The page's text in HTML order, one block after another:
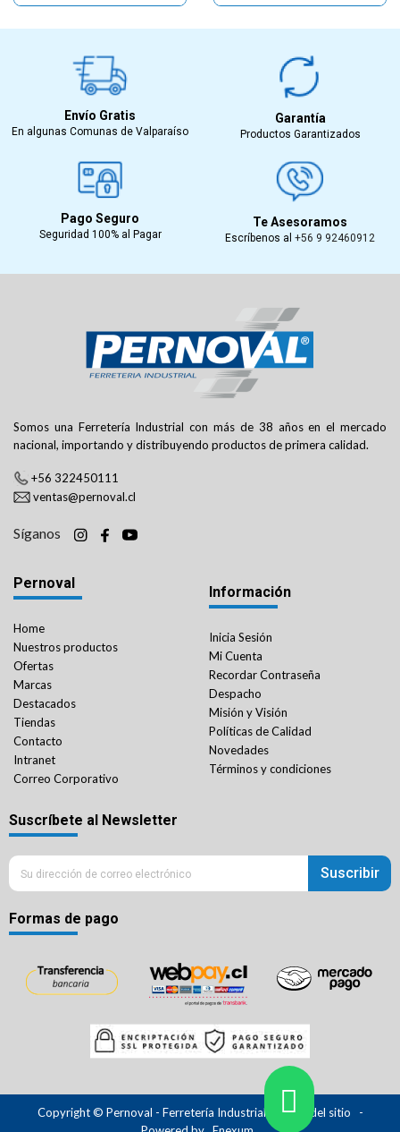
Envío Gratis
En algunas Comunas de Valparaíso
Garantía
Productos Garantizados
Pago Seguro
Seguridad 100% al Pagar
Te Asesoramos
Escríbenos al +56 9 92460912
Somos una Ferretería Industrial con más de 38 años en el mercado
nacional, importando y distribuyendo productos de primera calidad.
+56 322450111
ventas@pernoval.cl
Síganos
Pernoval
Home
Nuestros productos
Ofertas
Marcas
Destacados
Tiendas
Contacto
Intranet
Correo Corporativo
Información
Inicia Sesión
Mi Cuenta
Recordar Contraseña
Despacho
Misión y Visión
Políticas de Calidad
Novedades
Términos y condiciones
Suscríbete al Newsletter
Suscribir
Formas de pago
Copyright © Pernoval - Ferretería Industrial. Mapa del sitio
-